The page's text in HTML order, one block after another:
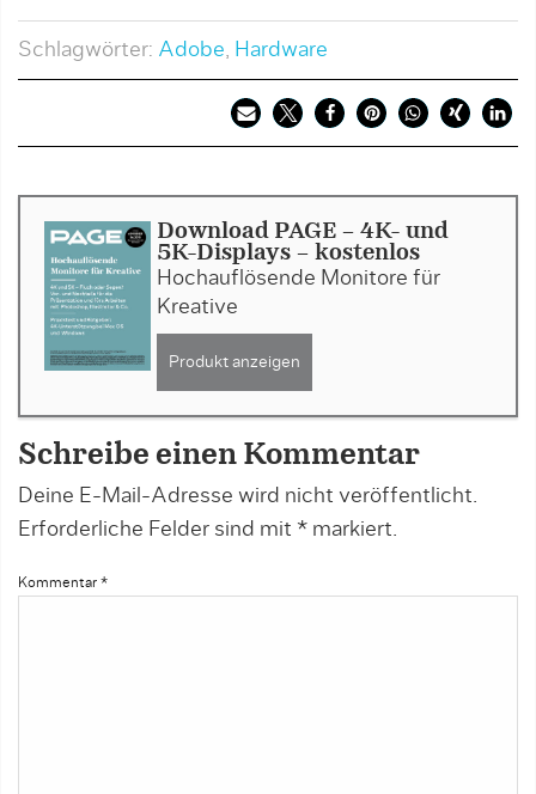
Schlagwörter: Adobe, Hardware
Download PAGE - 4K- und
5K-Displays - kostenlos
Hochauflösende Monitore für
Kreative
Produkt anzeigen
Schreibe einen Kommentar
Deine E-Mail-Adresse wird nicht veröffentlicht.
Erforderliche Felder sind mit * markiert.
Kommentar *